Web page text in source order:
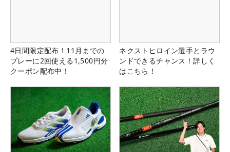
4日間限定配布！11月までの
プレーに2回使える1,500円分
クーポン配布中！
ネクストヒロイン選手とラウ
ンドできるチャンス！詳しく
はこちら！